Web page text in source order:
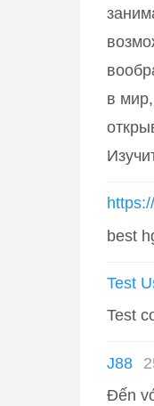
в
best
Test
Test
J88
Đến